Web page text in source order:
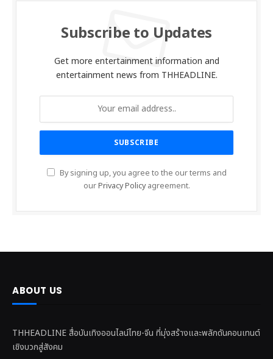
Subscribe to Updates
Get more entertainment information and
entertainment news from THHEADLINE.
By signing up, you agree to the our terms and
ourPrivacy Policyagreement.
ABOUT US
THHEADLINE สื่อบันเทิงออนไลน์ไทย-จีน ที่มุ่งสร้างและพลักดันคอนเทนต์
เชิงบวกสู่สังคม